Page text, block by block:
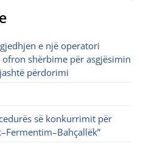
e një operatori
shërbime për asgjësimin
përdorimi
së konkurrimit për